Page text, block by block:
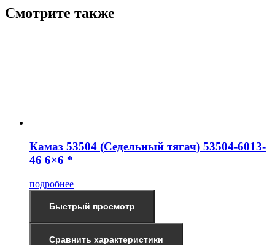
Смотрите также
Камаз 53504 (Седельный тягач) 53504-6013-
46 6×6 *
подробнее
Быстрый просмотр
Сравнить характеристики